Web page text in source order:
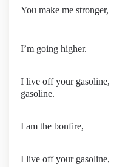
You make me stronger,
I’m going higher.
I live off your gasoline,
gasoline.
I am the bonfire,
I live off your gasoline,